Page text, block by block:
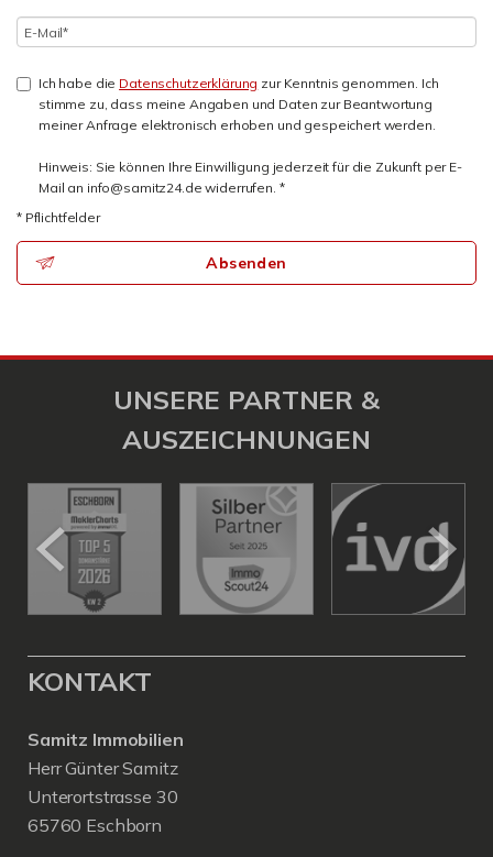
Ich habe die Datenschutzerklärung zur Kenntnis genommen. Ich
stimme zu, dass meine Angaben und Daten zur Beantwortung
meiner Anfrage elektronisch erhoben und gespeichert werden.
Hinweis: Sie können Ihre Einwilligung jederzeit für die Zukunft per E-
Mail an info@samitz24.de widerrufen. *
* Pflichtfelder
Absenden
UNSERE PARTNER &
AUSZEICHNUNGEN
KONTAKT
Samitz Immobilien
Herr Günter Samitz
Unterortstrasse 30
65760 Eschborn